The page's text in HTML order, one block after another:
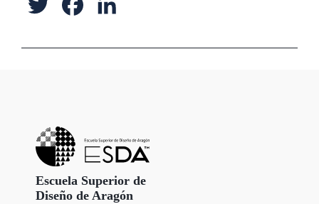
e o
o
d
Escuela Superior de
Diseño de Aragón